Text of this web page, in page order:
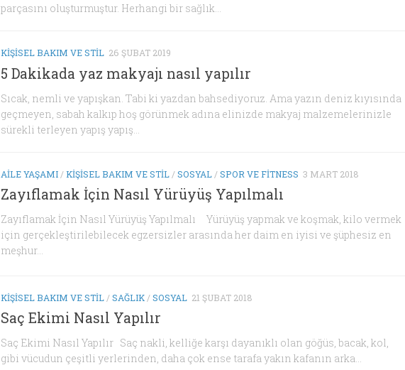
parçasını oluşturmuştur. Herhangi bir sağlık...
KIŞISEL BAKIM VE STIL 26 ŞUBAT 2019
5 Dakikada yaz makyajı nasıl yapılır
Sıcak, nemli ve yapışkan. Tabi ki yazdan bahsediyoruz. Ama yazın deniz kıyısında
geçmeyen, sabah kalkıp hoş görünmek adına elinizde makyaj malzemelerinizle
sürekli terleyen yapış yapış...
AILE YAŞAMI /KIŞISEL BAKIM VE STIL /SOSYAL /SPOR VE FITNESS 3 MART 2018
Zayıflamak İçin Nasıl Yürüyüş Yapılmalı
Zayıflamak İçin Nasıl Yürüyüş Yapılmalı Yürüyüş yapmak ve koşmak, kilo vermek
için gerçekleştirilebilecek egzersizler arasında her daim en iyisi ve şüphesiz en
meşhur...
KIŞISEL BAKIM VE STIL /SAĞLIK /SOSYAL 21 ŞUBAT 2018
Saç Ekimi Nasıl Yapılır
Saç Ekimi Nasıl Yapılır Saç nakli, kelliğe karşı dayanıklı olan göğüs, bacak, kol,
gibi vücudun çeşitli yerlerinden, daha çok ense tarafa yakın kafanın arka...